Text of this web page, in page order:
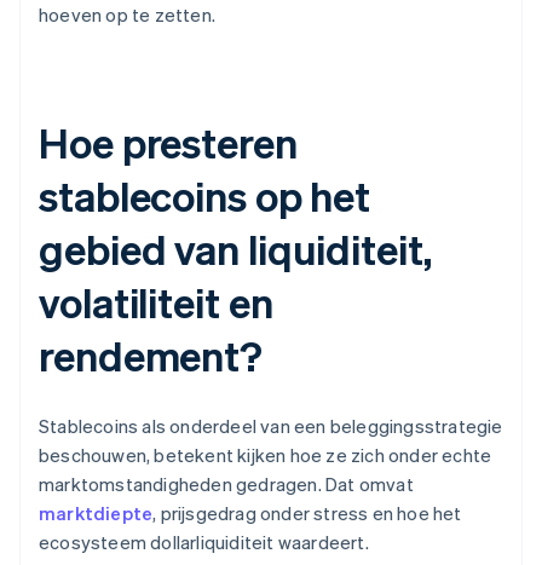
hoeven op te zetten.
Hoe presteren
stablecoins op het
gebied van liquiditeit,
volatiliteit en
rendement?
Stablecoins als onderdeel van een beleggingsstrategie
beschouwen, betekent kijken hoe ze zich onder echte
marktomstandigheden gedragen. Dat omvat
marktdiepte, prijsgedrag onder stress en hoe het
ecosysteem dollarliquiditeit waardeert.